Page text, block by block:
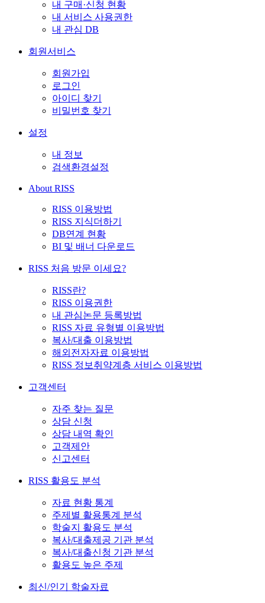
내 구매·신청 현황
내 서비스 사용권한
내 관심 DB
회원서비스
회원가입
로그인
아이디 찾기
비밀번호 찾기
설정
내 정보
검색환경설정
About RISS
RISS 이용방법
RISS 지식더하기
DB연계 현황
BI 및 배너 다운로드
RISS 처음 방문 이세요?
RISS란?
RISS 이용권한
내 관심논문 등록방법
RISS 자료 유형별 이용방법
복사/대출 이용방법
해외전자자료 이용방법
RISS 정보취약계층 서비스 이용방법
고객센터
자주 찾는 질문
상담 신청
상담 내역 확인
고객제안
신고센터
RISS 활용도 분석
자료 현황 통계
주제별 활용통계 분석
학술지 활용도 분석
복사/대출제공 기관 분석
복사/대출신청 기관 분석
활용도 높은 주제
최신/인기 학술자료